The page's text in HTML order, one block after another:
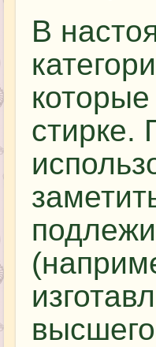
В
стирке.